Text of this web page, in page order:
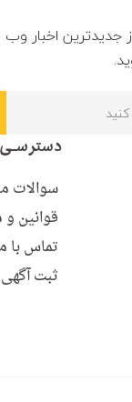
جدیدترین اخبار
سوالات
قوانین
تماس با
ثبت آگهی